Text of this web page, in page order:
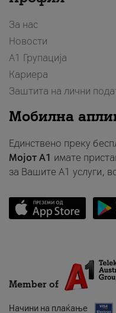
За нас
Новости
А1 Групација
Кариера
Заштита на лични
Мобилна
Единствено преку
Мојот A1 имате
за Вашите A1 услуги,
Member of
Начини на плаќање